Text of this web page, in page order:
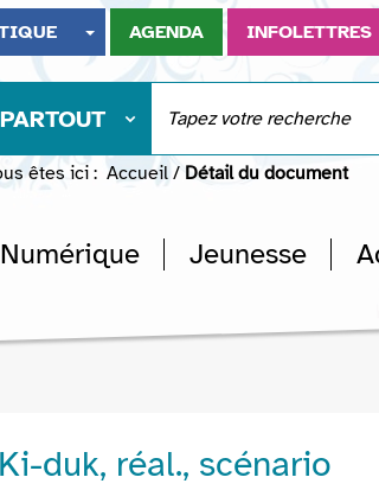
AGENDA INFOLETTRES
PARTOUT
êtes ici : Accueil / Détail du document
Numérique Jeunesse
duk, réal., scénario